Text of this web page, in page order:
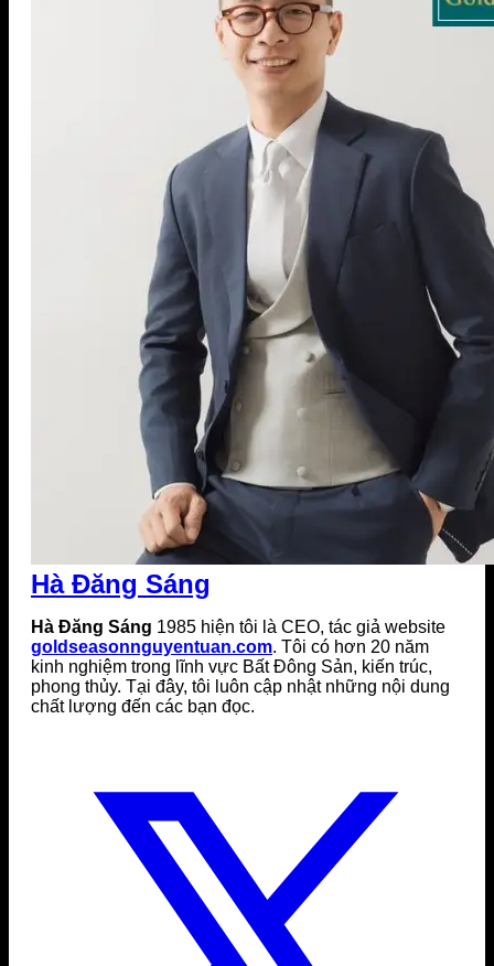
Hà Đăng Sáng
Hà Đăng Sáng 1985 hiện tôi là CEO, tác giả website
goldseasonnguyentuan.com. Tôi có hơn 20 năm
kinh nghiệm trong lĩnh vực Bất Đông Sản, kiến trúc,
phong thủy. Tại đây, tôi luôn cập nhật những nội dung
chất lượng đến các bạn đọc.